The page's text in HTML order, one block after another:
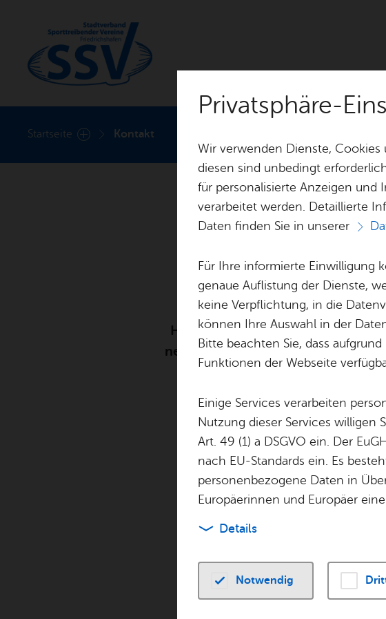
Sport­ver­ei­ne
Hal­len­über­sicht
Start­sei­te Kon­takt
Haben Sie Fragen, Ideen oder
nehmen Sie gleich
Kontaktmit
Bitte be­ach­ten Sie, dass die mit
Ihre Nach­richt
Kommentar*
Privatsphäre-
Wir verwenden Dienste,
diesen sind unbedingt
für personalisierte Anzeigen und
verarbeitet werden. Detaillierte
Daten finden Sie in unserer
Für Ihre informierte Einwilligung
genaue Auflistung der Dienste,
keine Verpflichtung, in die
können Ihre Auswahl in der
Bitte beachten Sie, dass
Funktionen der Webseite
Einige Services verarbeiten
Nutzung dieser Services willigen
Art. 49 (1) a DSGVO ein. Der
nach EU-Standards ein. Es
personenbezogene Daten in
Europäerinnen und Europäer
Details
Notwendig